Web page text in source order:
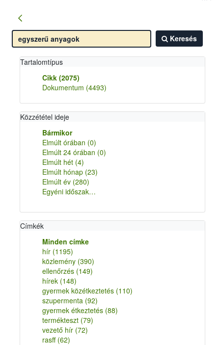
Keresés
Tartalomtípus
Cikk (2075)
Dokumentum (4493)
Közzététel ideje
Bármikor
Elmúlt órában (0)
Elmúlt 24 órában (0)
Elmúlt hét (4)
Elmúlt hónap (23)
Elmúlt év (280)
Egyéni időszak…
Címkék
Minden címke
hír (1195)
közlemény (390)
ellenőrzés (149)
hírek (148)
gyermek közétkeztetés (110)
szupermenta (92)
gyermek étkeztetés (88)
termékteszt (79)
vezető hír (72)
rasff (62)